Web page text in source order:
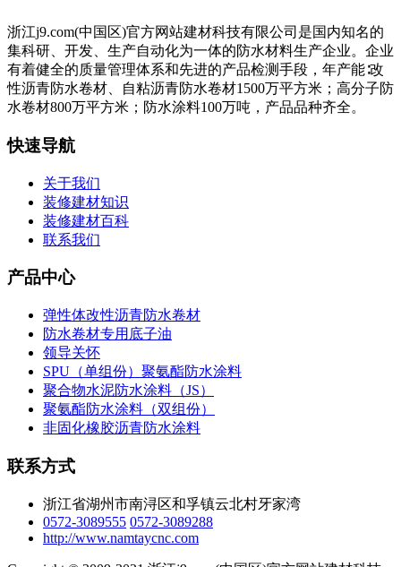
浙江j9.com(中国区)官方网站建材科技有限公司是国内知名的
集科研、开发、生产自动化为一体的防水材料生产企业。企业
有着健全的质量管理体系和先进的产品检测手段，年产能∶改
性沥青防水卷材、自粘沥青防水卷材1500万平方米；高分子防
水卷材800万平方米；防水涂料100万吨，产品品种齐全。
快速导航
关于我们
装修建材知识
装修建材百科
联系我们
产品中心
弹性体改性沥青防水卷材
防水卷材专用底子油
领导关怀
SPU（单组份）聚氨酯防水涂料
聚合物水泥防水涂料（JS）
聚氨酯防水涂料（双组份）
非固化橡胶沥青防水涂料
联系方式
浙江省湖州市南浔区和孚镇云北村牙家湾
0572-3089555 0572-3089288
http://www.namtaycnc.com